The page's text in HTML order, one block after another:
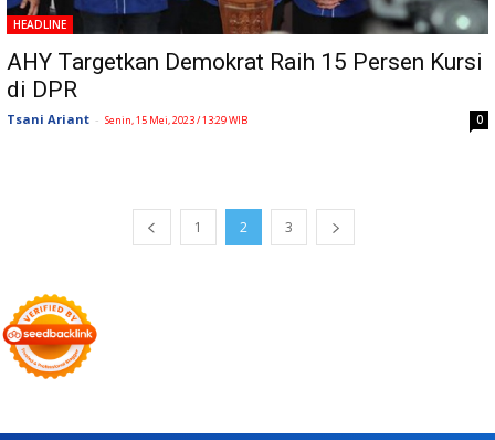
HEADLINE
AHY Targetkan Demokrat Raih 15 Persen Kursi
di DPR
Tsani Ariant - Senin, 15 Mei, 2023 / 13:29 WIB 0
1 2 3